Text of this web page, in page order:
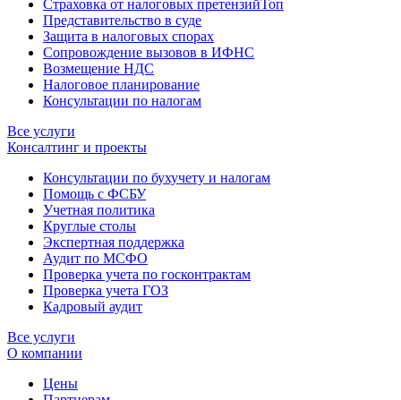
Страховка от налоговых претензийТоп
Представительство в суде
Защита в налоговых спорах
Сопровождение вызовов в ИФНС
Возмещение НДС
Налоговое планирование
Консультации по налогам
Все услуги
Консалтинг и проекты
Консультации по бухучету и налогам
Помощь с ФСБУ
Учетная политика
Круглые столы
Экспертная поддержка
Аудит по МСФО
Проверка учета по госконтрактам
Проверка учета ГОЗ
Кадровый аудит
Все услуги
О компании
Цены